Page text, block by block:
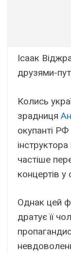
Ісаак
друзями-
Колись
зрадниця
окупанті
частіше
концертів у
Однак цей
дратує її